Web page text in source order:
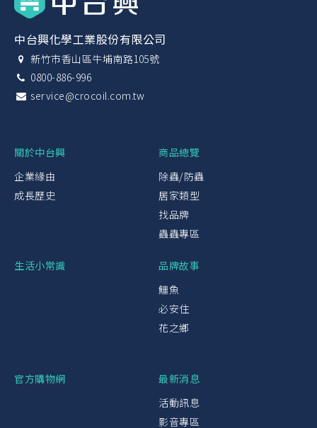
中台興化學工業股份有限公司
新竹市香山區牛埔南路105號
0800-886-996
service@crocoil.com.tw
關於中台興
企業緣由
成長歷史
商品總覽
除蟲/防蟲
居家類型
找品牌
蟲蟲專區
生活小常識
品牌故事
鱷魚
必安住
花之鄉
官方購物網
最新消息
活動訊息
影音專區